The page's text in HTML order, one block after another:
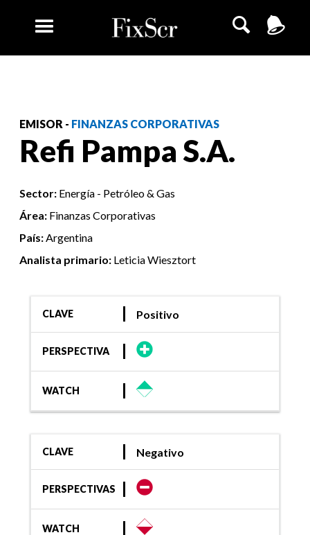
EMISOR - FINANZAS CORPORATIVAS
Refi Pampa S.A.
Sector: Energía - Petróleo & Gas
Área: Finanzas Corporativas
País:Argentina
Analista primario: Leticia Wiesztort
CLAVE Positivo
PERSPECTIVA
WATCH
CLAVE Negativo
PERSPECTIVAS
WATCH